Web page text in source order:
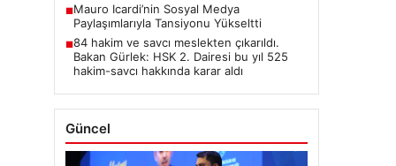
■Mauro Icardi’nin Sosyal Medya
Paylaşımlarıyla Tansiyonu Yükseltti
■84 hakim ve savcı meslekten çıkarıldı.
Bakan Gürlek: HSK 2. Dairesi bu yıl 525
hakim-savcı hakkında karar aldı
Güncel